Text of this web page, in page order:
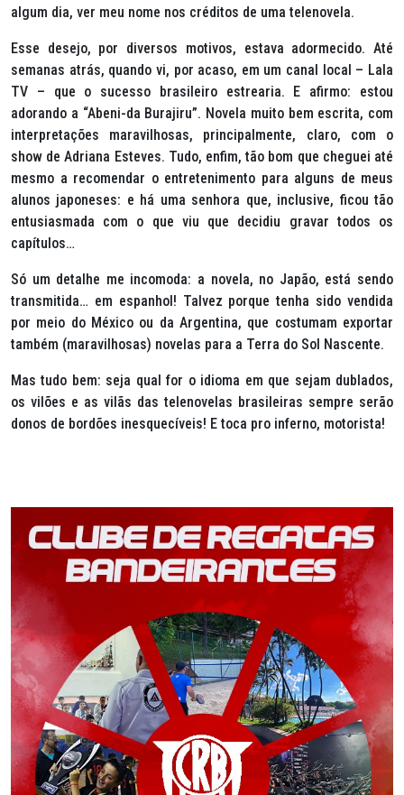
algum dia, ver meu nome nos créditos de uma telenovela.
Esse desejo, por diversos motivos, estava adormecido. Até
semanas atrás, quando vi, por acaso, em um canal local – Lala
TV – que o sucesso brasileiro estrearia. E afirmo: estou
adorando a “Abeni-da Burajiru”. Novela muito bem escrita, com
interpretações maravilhosas, principalmente, claro, com o
show deAdriana Esteves. Tudo, enfim, tão bom que cheguei até
mesmo a recomendar o entretenimento para alguns de meus
alunos japoneses: e há uma senhora que, inclusive, ficou tão
entusiasmada com o que viu que decidiu gravar todos os
capítulos…
Só um detalhe me incomoda: a novela, no Japão, está sendo
transmitida… em espanhol! Talvez porque tenha sido vendida
por meio do México ou da Argentina, que costumam exportar
também (maravilhosas) novelas para a Terra do Sol Nascente.
Mas tudo bem: seja qual for o idioma em que sejam dublados,
os vilões e as vilãs das telenovelas brasileiras sempre serão
donos de bordões inesquecíveis! E toca pro inferno, motorista!